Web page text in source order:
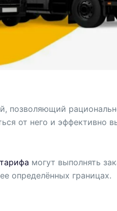
позволяющий
от него и эффективно
могут выполнять
определённых границах.